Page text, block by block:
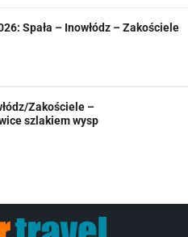
Spała – Inowłódz – Zakościele
Zakościele –
szlakiem wysp